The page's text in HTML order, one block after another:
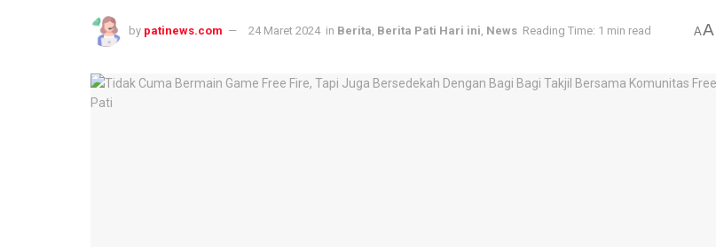
by patinews.com 24 Maret 2024 in Berita Berita Pati Hari ini News Reading Time: 1 min read AA